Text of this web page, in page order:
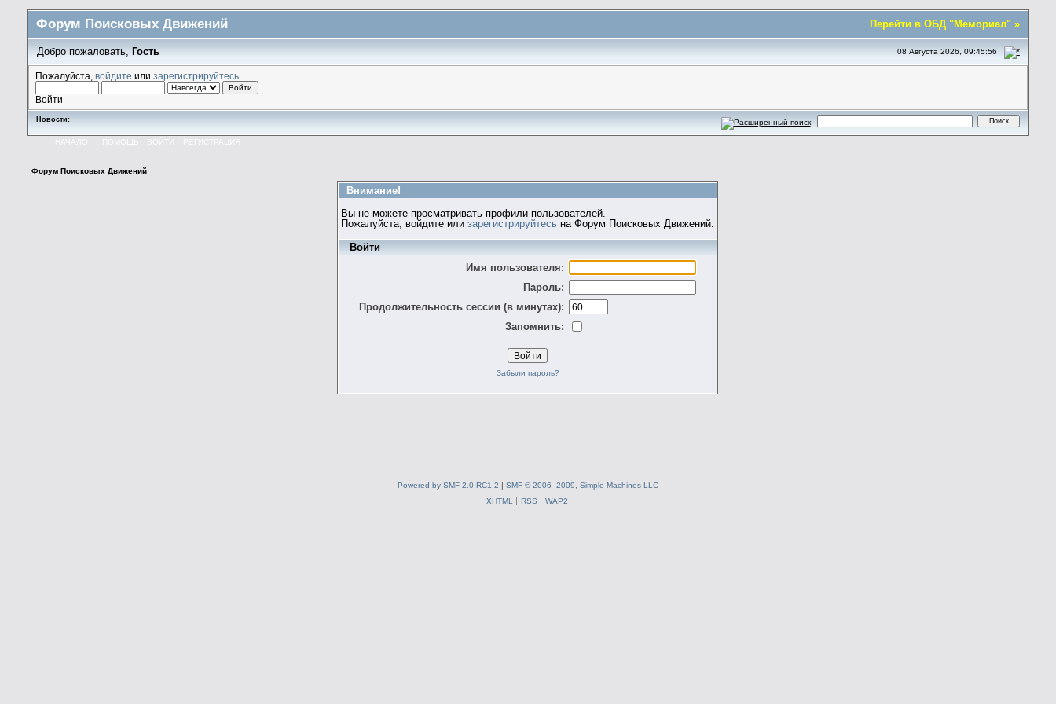
Перейти в ОБД "Мемориал" »
Форум Поисковых Движений
08 Августа 2026, 09:45:56
Добро пожаловать, Гость
Пожалуйста, войдите или зарегистрируйтесь.
Войти
Новости:
НАЧАЛО ПОМОЩЬ ВОЙТИ РЕГИСТРАЦИЯ
Форум Поисковых Движений
Внимание!
Вы не можете просматривать профили пользователей.
Пожалуйста, войдите илизарегистрируйтесь на Форум Поисковых Движений.
Войти
Имя пользователя:
Пароль:
Продолжительность сессии (в минутах):
Запомнить:
Забыли пароль?
Powered by SMF 2.0 RC1.2 | SMF © 2006–2009, Simple Machines LLC
XHTML
RSS WAP2